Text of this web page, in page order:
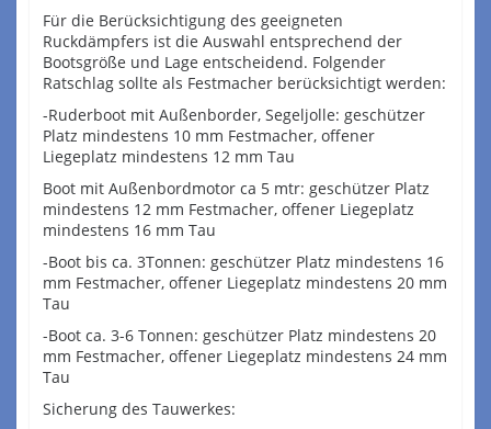
Für die Berücksichtigung des geeigneten
Ruckdämpfers ist die Auswahl entsprechend der
Bootsgröße und Lage entscheidend. Folgender
Ratschlag sollte als Festmacher berücksichtigt werden:
-Ruderboot mit Außenborder, Segeljolle: geschützer
Platz mindestens 10 mm Festmacher, offener
Liegeplatz mindestens 12 mm Tau
Boot mit Außenbordmotor ca 5 mtr: geschützer Platz
mindestens 12 mm Festmacher, offener Liegeplatz
mindestens 16 mm Tau
-Boot bis ca. 3Tonnen: geschützer Platz mindestens 16
mm Festmacher, offener Liegeplatz mindestens 20 mm
Tau
-Boot ca. 3-6 Tonnen: geschützer Platz mindestens 20
mm Festmacher, offener Liegeplatz mindestens 24 mm
Tau
Sicherung des Tauwerkes: